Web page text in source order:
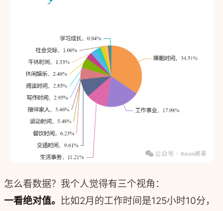
怎么看数据？我个人觉得有三个视角：
一看绝对值。 比如2月的工作时间是125小时10分，